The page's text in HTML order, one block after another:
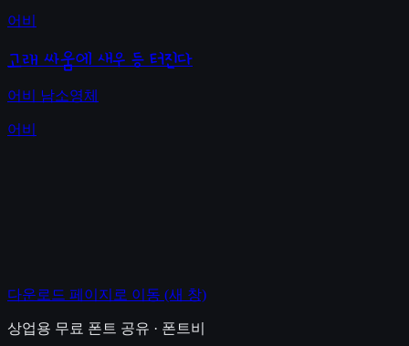
어비
고래 싸움에 새우 등 터진다
어비 남소영체
어비
다운로드 페이지로 이동 (새 창)
상업용 무료 폰트 공유 · 폰트비